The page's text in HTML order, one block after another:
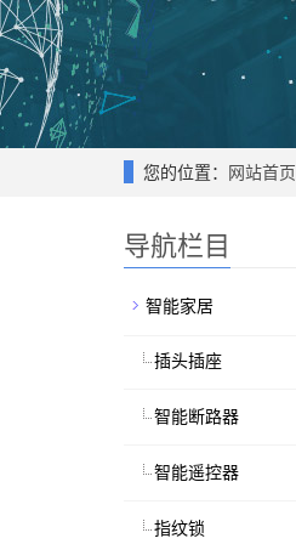
您的位置： 网站首页
导航栏目
智能家居
插头插座
智能断路器
智能遥控器
指纹锁